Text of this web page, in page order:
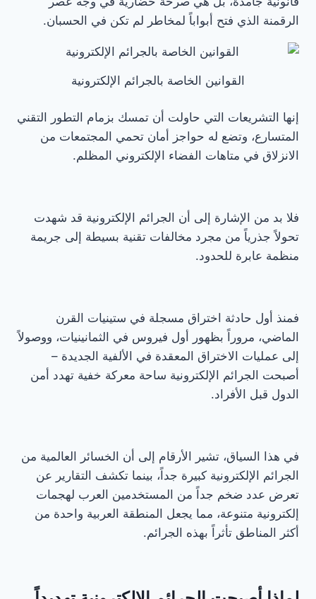
الرقمنة الذي فتح أبواباً لمخاطر لم تكن في الحسبان.
القوانين الخاصة بالجرائم الإلكترونية
إنها التشريعات التي حاولت أن تمسك بزمام التطور التقني
المتسارع، وتضع له حواجز أمان تحمي المجتمعات من
الانزلاق في متاهات الفضاء الإلكتروني المظلم.
فلا بد من الإشارة إلى أن الجرائم الإلكترونية قد شهدت
تحولاً جذرياً من مجرد مخالفات تقنية بسيطة إلى جريمة
منظمة عابرة للحدود.
فمنذ أول حادثة اختراق مسجلة في ستينيات القرن
الماضي، مروراً بظهور أول فيروس في الثمانينيات، ووصولاً
إلى عمليات الاختراق المعقدة في الألفية الجديدة –
أصبحت الجرائم الإلكترونية ساحة معركة خفية تهدد أمن
الدول قبل الأفراد.
في هذا السياق، تشير الأرقام إلى أن الخسائر العالمية من
الجرائم الإلكترونية كبيرة جداً، بينما تكشف التقارير عن
تعرض عدد ضخم جداً من المستخدمين العرب لهجمات
إلكترونية متنوعة، مما يجعل المنطقة العربية واحدة من
أكثر المناطق تأثراً بهذه الجرائم.